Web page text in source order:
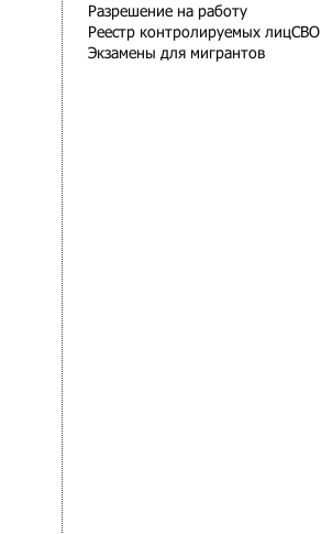
Разрешение на работу
Реестр контролируемых лицСВО
Экзамены для мигрантов